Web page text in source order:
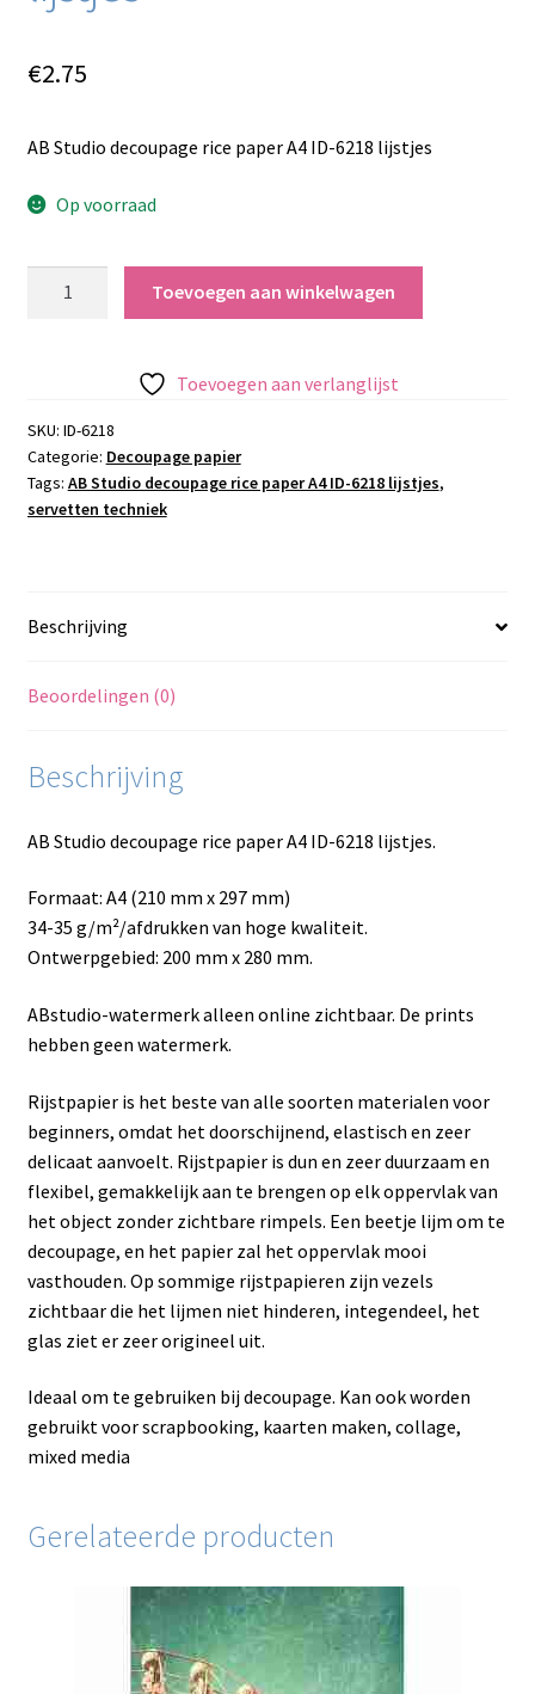
€2.75
AB Studio decoupage rice paper A4 ID-6218 lijstjes
Op voorraad
A4
ID-
6218
lijstjes
Toevoegen aan winkelwagen
Toevoegen aan verlanglijst
SKU: ID-6218
Categorie: Decoupage papier
Tags: AB Studio decoupage rice paper A4 ID-6218 lijstjes,
servetten techniek
Beschrijving
Beoordelingen (0)
Beschrijving
AB Studio decoupage rice paper A4 ID-6218 lijstjes.
Formaat: A4 (210 mm x 297 mm)
34-35 g/m²/afdrukken van hoge kwaliteit.
Ontwerpgebied: 200 mm x 280 mm.
ABstudio-watermerk alleen online zichtbaar. De prints
hebben geen watermerk.
Rijstpapier is het beste van alle soorten materialen voor
beginners, omdat het doorschijnend, elastisch en zeer
delicaat aanvoelt. Rijstpapier is dun en zeer duurzaam en
flexibel, gemakkelijk aan te brengen op elk oppervlak van
het object zonder zichtbare rimpels. Een beetje lijm om te
decoupage, en het papier zal het oppervlak mooi
vasthouden. Op sommige rijstpapieren zijn vezels
zichtbaar die het lijmen niet hinderen, integendeel, het
glas ziet er zeer origineel uit.
Ideaal om te gebruiken bij decoupage. Kan ook worden
gebruikt voor scrapbooking, kaarten maken, collage,
mixed media
Gerelateerde producten